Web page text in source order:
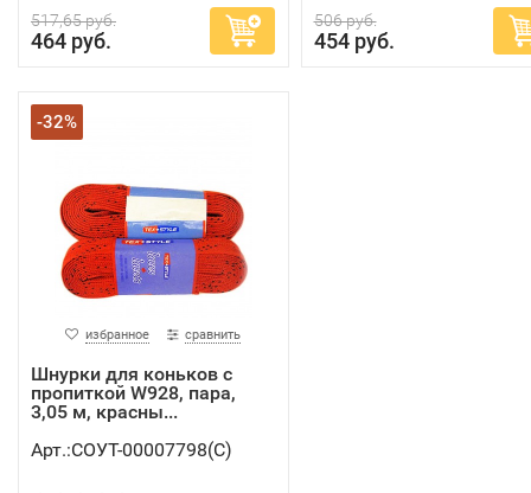
517,65 руб.
464 руб.
506 руб.
454 руб.
-32%
избранное сравнить
Шнурки для коньков с
пропиткой W928, пара,
3,05 м, красны...
Арт.:СОУТ-00007798(C)